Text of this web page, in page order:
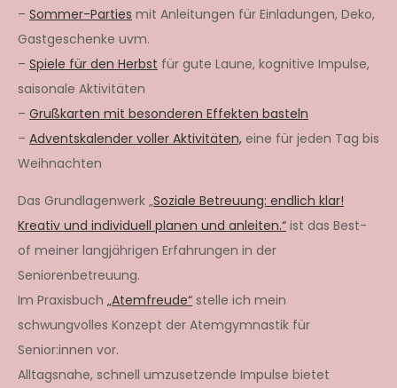
– Sommer-Parties mit Anleitungen für Einladungen, Deko,
Gastgeschenke uvm.
– Spiele für den Herbst für gute Laune, kognitive Impulse,
saisonale Aktivitäten
– Grußkarten mit besonderen Effekten basteln
– Adventskalender voller Aktivitäten, eine für jeden Tag bis
Weihnachten
Das Grundlagenwerk „Soziale Betreuung: endlich klar!
Kreativ und individuell planen und anleiten.“ ist das Best-
of meiner langjährigen Erfahrungen in der
Seniorenbetreuung.
Im Praxisbuch „Atemfreude“ stelle ich mein
schwungvolles Konzept der Atemgymnastik für
Senior:innen vor.
Alltagsnahe, schnell umzusetzende Impulse bietet